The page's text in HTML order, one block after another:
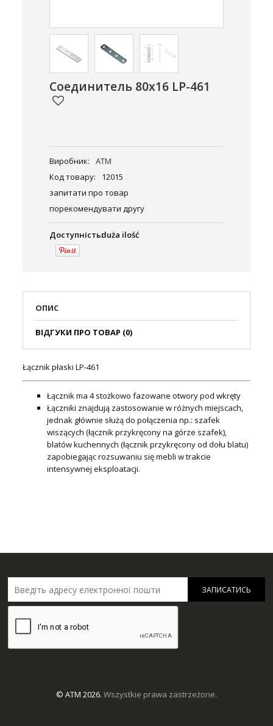
Соединитель 80x16 LP-461
Виробник:
ATM
Код товару:
12015
запитати про товар
порекомендувати другу
Доступність:duża ilość
ОПИС
ВІДГУКИ ПРО ТОВАР (0)
Łącznik płaski LP-461
Łącznik ma 4 stożkowo fazowane otwory pod wkręty
Łączniki znajdują zastosowanie w różnych miejscach,
jednak głównie służą do połączenia np.: szafek
wiszących (łącznik przykręcony na górze szafek),
blatów kuchennych (łącznik przykręcony od dołu blatu)
zapobiegając rozsuwaniu się mebli w trakcie
intensywnej eksploatacji.
ЗАПИСАТИСЬ
© ATM 2026. Wszystkie prawa zastrzeżone.